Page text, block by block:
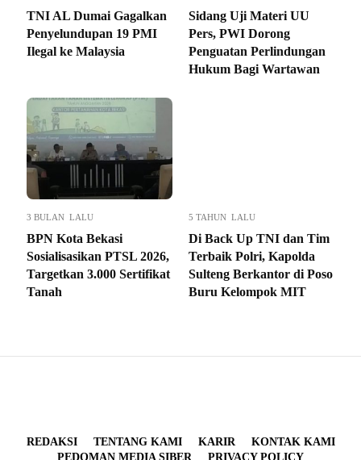
TNI AL Dumai Gagalkan
Penyelundupan 19 PMI
Ilegal ke Malaysia
Sidang Uji Materi UU
Pers, PWI Dorong
Penguatan Perlindungan
Hukum Bagi Wartawan
3 BULAN LALU
BPN Kota Bekasi
Sosialisasikan PTSL 2026,
Targetkan 3.000 Sertifikat
Tanah
5 TAHUN LALU
Di Back Up TNI dan Tim
Terbaik Polri, Kapolda
Sulteng Berkantor di Poso
Buru Kelompok MIT
REDAKSI TENTANG KAMI KARIR
KONTAK KAMI
PEDOMAN MEDIA SIBER
PRIVACY POLICY